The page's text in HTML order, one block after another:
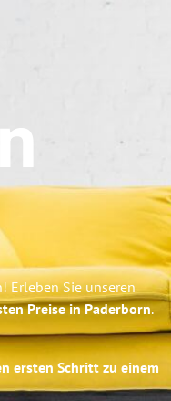
Erleben Sie unseren
Preise in Paderborn.
ersten Schritt zu einem